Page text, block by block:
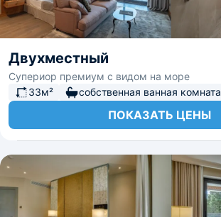
Двухместный
Супериор премиум с видом на море
33м²
собственная ванная комната
ПОКАЗАТЬ ЦЕНЫ